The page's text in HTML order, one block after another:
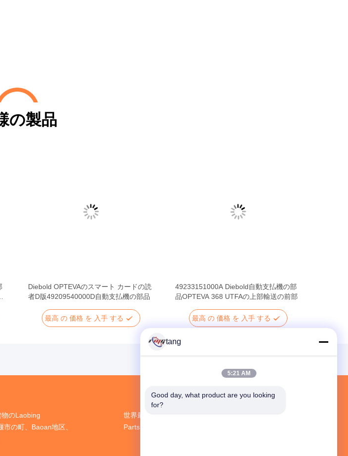
の製品
Diebold OPTEVAのスマート カードの読
者D版49209540000D自動支払機の部品
最高 の 価格 を 入手 する
49233151000A Diebold自動支払機の部
品OPTEVA 368 UTFAの上部輸送の前部
最高 の 価格 を 入手 する
のLaobing
の町、Baoan地区、
世界最大規模の研究開発と生産 ATM Spare
Parts 中国のサプライヤー
tang
5:21 AM
Good day, what product are you looking
for?